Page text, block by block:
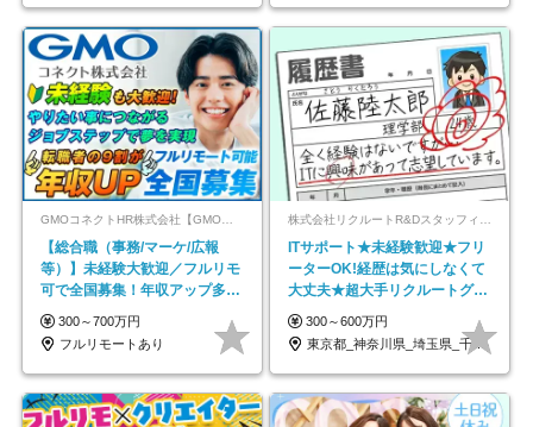
GMOコネクトHR株式会社【GMOインターネットグループ】
【総合職（事務/マーケ/広報
等）】未経験大歓迎／フルリモ
可で全国募集！年収アップ多数
★年休最大130日★
300～700万円
フルリモートあり
ITサポート★未経験歓迎★フリ
ーターOK!経歴は気にしなくて
大丈夫★超大手リクルートグル
ープの正社員/sg
300～600万円
東京都_神奈川県_埼玉県_千葉県_大阪府…